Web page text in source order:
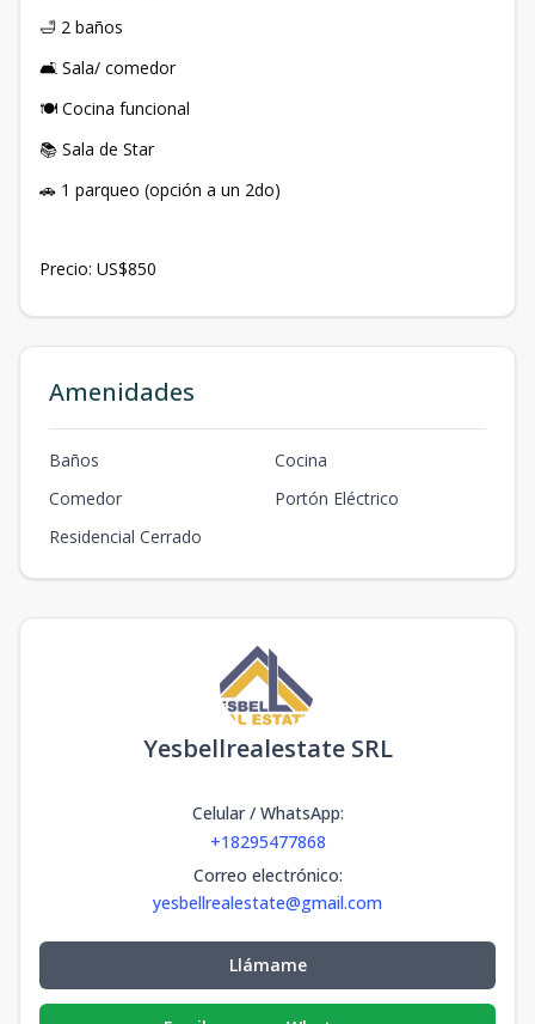
🛁 2 baños
🛋️ Sala/ comedor
🍽️ Cocina funcional
📚 Sala de Star
🚗 1 parqueo (opción a un 2do)
Precio: US$850
Amenidades
Baños
Cocina
Comedor
Portón Eléctrico
Residencial Cerrado
Yesbellrealestate SRL
Celular / WhatsApp:
+18295477868
Correo electrónico:
yesbellrealestate@gmail.com
Llámame